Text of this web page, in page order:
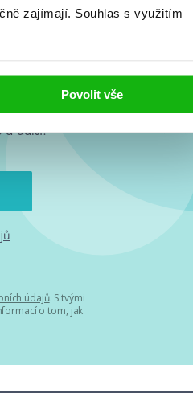
zajímají. Souhlas s využitím
Povolit vše
co se
a další.
údajů. S tvými
o tom, jak